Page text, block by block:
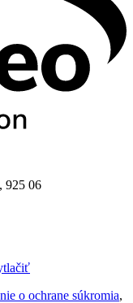
925 06
o ochrane súkromia,